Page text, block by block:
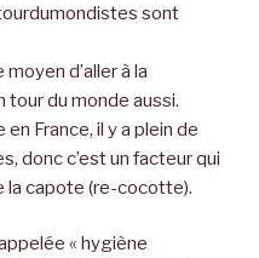
sont
d’aller à la
tour du monde aussi.
France, il y a plein de
donc c’est un facteur qui
la capote (re-cocotte).
« hygiène